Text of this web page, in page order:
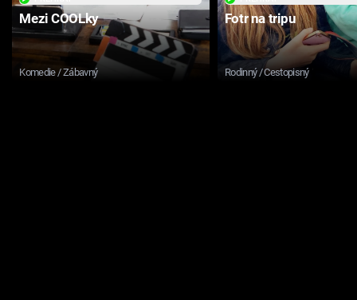
Mezi COOLky
Komedie / Zábavný
Fotr na tripu
Rodinný / Cestopisný